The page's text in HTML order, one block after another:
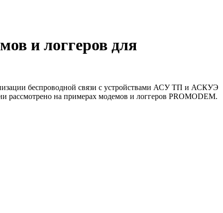
и логгеров для
беспроводной связи с устройствами АСУ ТП и АСКУЭ
рассмотрено на примерах модемов и логгеров PROMODEM.